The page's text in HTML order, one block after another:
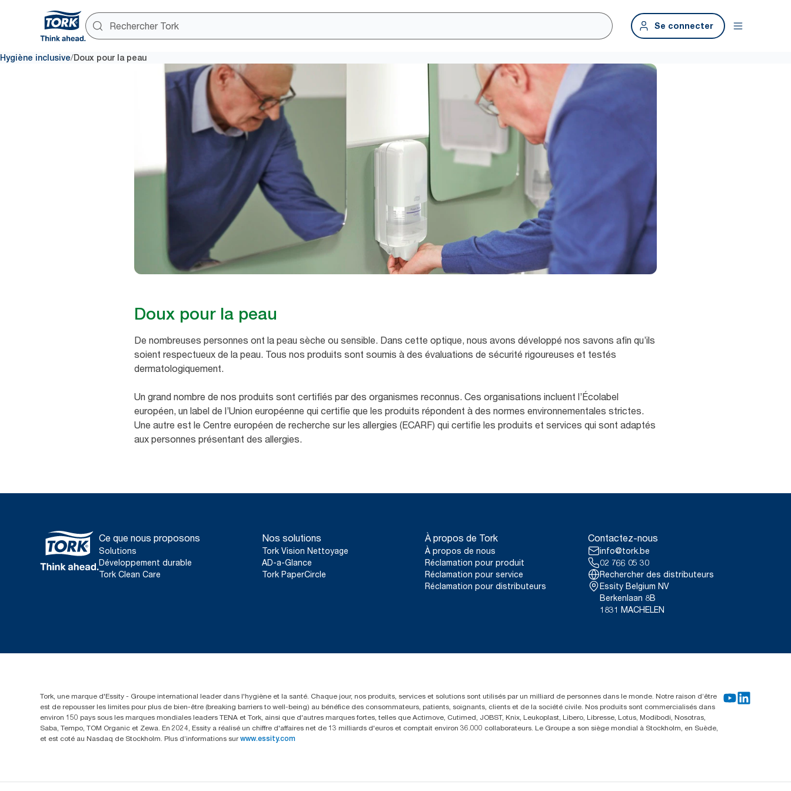
Se connecter
Hygiène inclusive/Doux pour la peau
Doux pour la peau
De nombreuses personnes ont la peau sèche ou sensible. Dans cette optique, nous avons développé nos savons afin qu’ils
soient respectueux de la peau. Tous nos produits sont soumis à des évaluations de sécurité rigoureuses et testés
dermatologiquement.
Un grand nombre de nos produits sont certifiés par des organismes reconnus. Ces organisations incluent l’Écolabel
européen, un label de l’Union européenne qui certifie que les produits répondent à des normes environnementales strictes.
Une autre est le Centre européen de recherche sur les allergies (ECARF) qui certifie les produits et services qui sont adaptés
aux personnes présentant des allergies. ​
Ce que nous proposons
Solutions
Développement durable
Tork Clean Care
Nos solutions
Tork Vision Nettoyage
AD-a-Glance
Tork PaperCircle
À propos de Tork
À propos de nous
Réclamation pour produit
Réclamation pour service
Réclamation pour distributeurs
Contactez-nous
info@tork.be
02 766 05 30
Rechercher des distributeurs
Essity Belgium NV
Berkenlaan 8B
1831 MACHELEN
Tork, une marque d'Essity - Groupe international leader dans l'hygiène et la santé. Chaque jour, nos produits, services et solutions sont utilisés par un milliard de personnes dans le monde. Notre raison d’être
est de repousser les limites pour plus de bien-être (breaking barriers to well-being) au bénéfice des consommateurs, patients, soignants, clients et de la société civile. Nos produits sont commercialisés dans
environ 150 pays sous les marques mondiales leaders TENA et Tork, ainsi que d'autres marques fortes, telles que Actimove, Cutimed, JOBST, Knix, Leukoplast, Libero, Libresse, Lotus, Modibodi, Nosotras,
Saba, Tempo, TOM Organic et Zewa. En 2024, Essity a réalisé un chiffre d'affaires net de 13 milliards d'euros et comptait environ 36.000 collaborateurs. Le Groupe a son siège mondial à Stockholm, en Suède,
et est coté au Nasdaq de Stockholm. Plus d’informations sur www.essity.com